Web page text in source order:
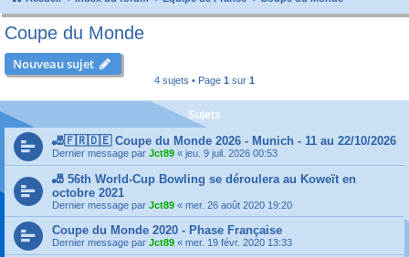
Coupe du Monde
Nouveau sujet
4 sujets • Page 1 sur 1
Sujets
🎳🇫🇷🇩🇪 Coupe du Monde 2026 - Munich - 11 au 22/10/2026
Dernier message par Jct89 « jeu. 9 juil. 2026 00:53
🎳 56th World-Cup Bowling se déroulera au Koweït en
octobre 2021
Dernier message par Jct89 « mer. 26 août 2020 19:20
Coupe du Monde 2020 - Phase Française
Dernier message par Jct89 « mer. 19 févr. 2020 13:33